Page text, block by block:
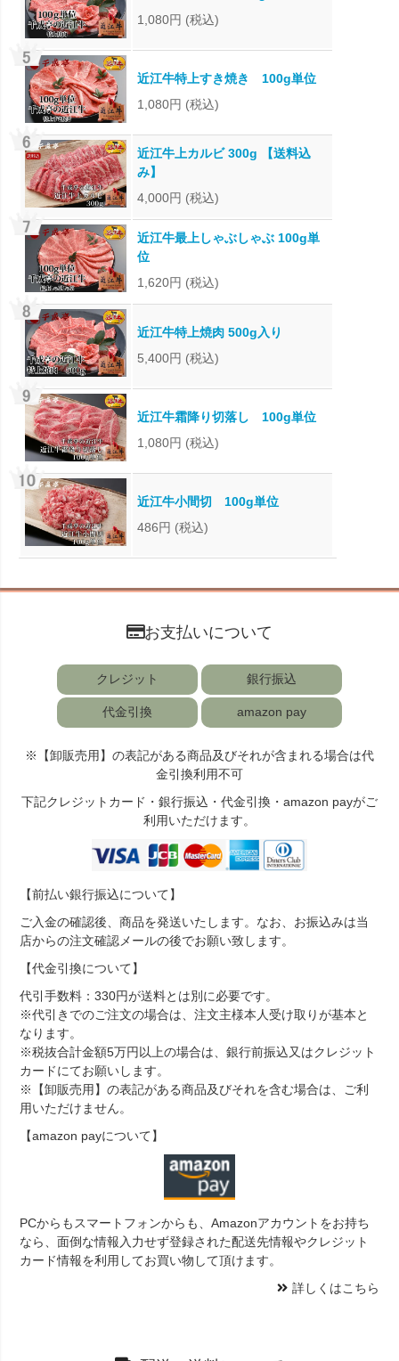
1,080円 (税込)
近江牛特上すき焼き 100g単位
1,080円 (税込)
近江牛上カルビ 300g 【送料込
み】
4,000円 (税込)
近江牛最上しゃぶしゃぶ 100g単
位
1,620円 (税込)
近江牛特上焼肉 500g入り
5,400円 (税込)
近江牛霜降り切落し 100g単位
1,080円 (税込)
近江牛小間切 100g単位
486円 (税込)
お支払いについて
クレジット 銀行振込
代金引換 amazon pay
※【卸販売用】の表記がある商品及びそれが含まれる場合は代
金引換利用不可
下記クレジットカード・銀行振込・代金引換・amazon payがご
利用いただけます。
【前払い銀行振込について】
ご入金の確認後、商品を発送いたします。なお、お振込みは当
店からの注文確認メールの後でお願い致します。
【代金引換について】
代引手数料：330円が送料とは別に必要です。
※代引きでのご注文の場合は、注文主様本人受け取りが基本と
なります。
※税抜合計金額5万円以上の場合は、銀行前振込又はクレジット
カードにてお願いします。
※【卸販売用】の表記がある商品及びそれを含む場合は、ご利
用いただけません。
【amazon payについて】
PCからもスマートフォンからも、Amazonアカウントをお持ち
なら、面倒な情報入力せず登録された配送先情報やクレジット
カード情報を利用してお買い物して頂けます。
詳しくはこちら